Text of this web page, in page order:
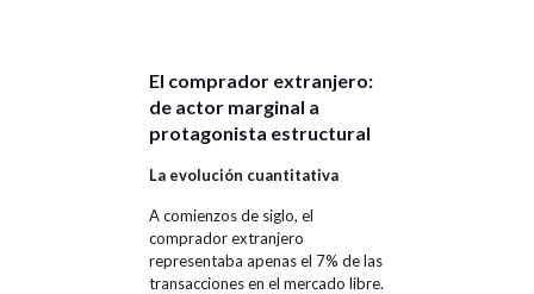
El comprador extranjero:
de actor marginal a
protagonista estructural
La evolución cuantitativa
A comienzos de siglo, el
comprador extranjero
representaba apenas el 7% de las
transacciones en el mercado libre.